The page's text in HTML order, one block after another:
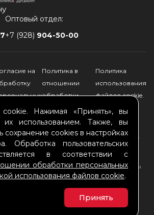
Нажимая «Принять», вы
их использованием. Также, вы
сохранение cookies в настройках
Обработка пользовательских
в соответствии с
обработки персональных
использования файлов соokie.
Принять
Оптовый отдел:
+7 (928) 904-50-00
на
Политика в
отношении
обработки
персональных
данных
Политика
использования
файлов соokie.
дилер Schulthess, Kuppersbusch, De Dietrich, ILVE,
Falmec, TEKA, Brandt, FRANKE, ALVEUS, GRAUDE,
HIBERG, ELIKOR, KRONA
на то, что данный сайт носит исключительно
Информация, указанная на сайте, не является
определяемой положениями Статей 435 и 437
сайте, может быть изменена производителем в
Изображения товаров на фотографиях,
на сайте, могут отличаться от оригиналов.